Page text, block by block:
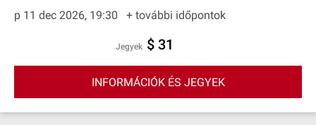
p 11 dec 2026, 19:30
+ további időpontok
Jegyek $ 31
INFORMÁCIÓK ÉS JEGYEK